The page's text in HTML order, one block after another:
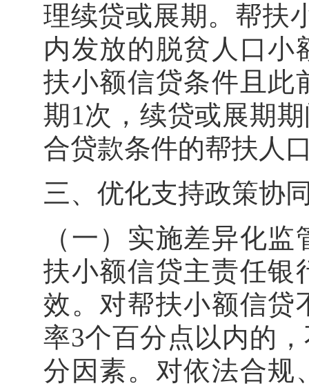
理续贷或展期。帮扶
内发放的脱贫人口小
扶小额信贷条件且此
期1次，续贷或展期
合贷款条件的帮扶
三、优化支持政策
（一）实施差异化
扶小额信贷主责任银
效。对帮扶小额信贷
率3个百分点以内的
分因素。对依法合规